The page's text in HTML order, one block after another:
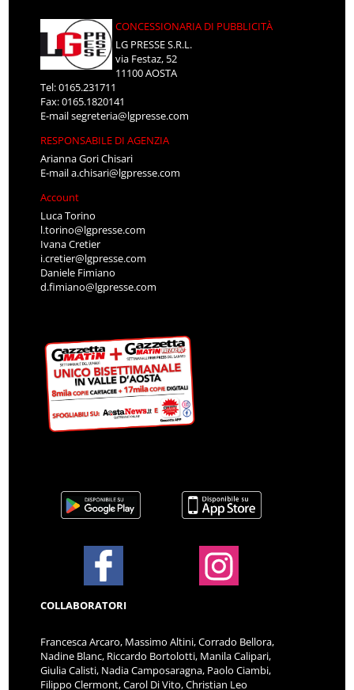
CONCESSIONARIA DI PUBBLICITÀ
LG PRESSE S.R.L.
via Festaz, 52
11100 AOSTA
Tel: 0165.231711
Fax: 0165.1820141
E-mailsegreteria@lgpresse.com
RESPONSABILE DI AGENZIA
Arianna Gori Chisari
E-maila.chisari@lgpresse.com
Account
Luca Torino
l.torino@lgpresse.com
Ivana Cretier
i.cretier@lgpresse.com
Daniele Fimiano
d.fimiano@lgpresse.com
COLLABORATORI
Francesca Arcaro, Massimo Altini, Corrado Bellora,
Nadine Blanc, Riccardo Bortolotti, Manila Calipari,
Giulia Calisti, Nadia Camposaragna, Paolo Ciambi,
Filippo Clermont, Carol Di Vito, Christian Leo